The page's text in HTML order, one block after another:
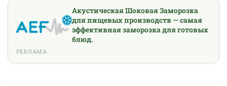
Акустическая Шоковая Заморозка
для пищевых производств — самая
эффективная заморозка для готовых
блюд.
РЕКЛАМА